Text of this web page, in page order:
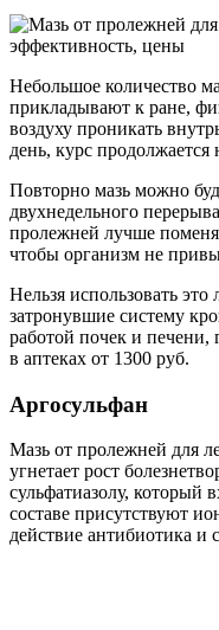
Небольшое количество
прикладывают к ране,
воздуху проникать
день, курс продолжается
Повторно мазь можно
двухнедельного
пролежней лучше
чтобы организм не
Нельзя использовать это
затронувшие систему
работой почек и печени,
в аптеках от 1300 руб.
Аргосульфан
Мазь от пролежней для
угнетает рост
сульфатиазолу, который
составе присутствуют
действие антибиотика и